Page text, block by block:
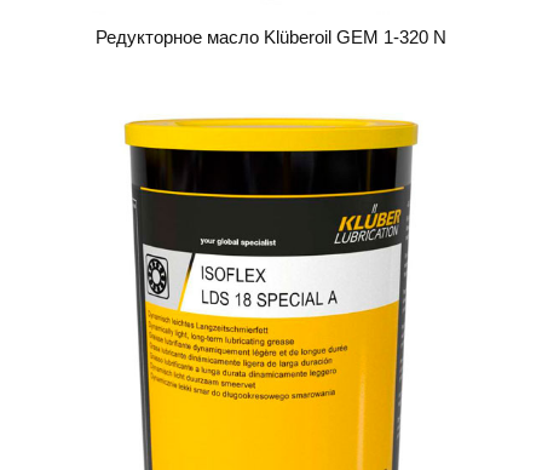
Редукторное масло Klüberoil GEM 1-320 N